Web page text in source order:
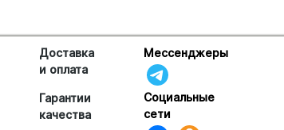
Доставка
и оплата
Гарантии
качества
Мессенджеры
Социальные
сети